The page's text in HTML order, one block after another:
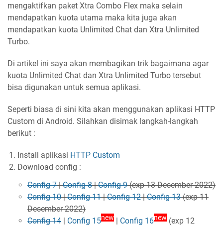
mengaktifkan paket Xtra Combo Flex maka selain
mendapatkan kuota utama maka kita juga akan
mendapatkan kuota Unlimited Chat dan Xtra Unlimited
Turbo.
Di artikel ini saya akan membagikan trik bagaimana agar
kuota Unlimited Chat dan Xtra Unlimited Turbo tersebut
bisa digunakan untuk semua aplikasi.
Seperti biasa di sini kita akan menggunakan aplikasi HTTP
Custom di Android. Silahkan disimak langkah-langkah
berikut :
Install aplikasi HTTP Custom
Download config :
Config 7|Config 8|Config 9(exp 13 Desember 2022)
Config 10|Config 11|Config 12|Config 13(exp 11
Desember 2022)
Config 14 | Config 15new | Config 16new (exp 12